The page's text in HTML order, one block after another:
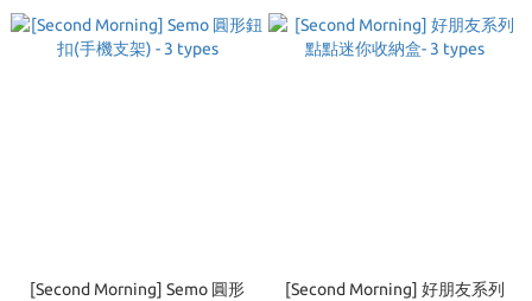
[Second Morning] Semo 圓形
[Second Morning] 好朋友系列